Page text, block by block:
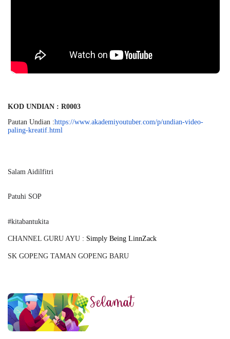
KOD UNDIAN : R0003
Pautan Undian :https://www.akademiyoutuber.com/p/undian-video-
paling-kreatif.html
Salam Aidilfitri
Patuhi SOP
#kitabantukita
CHANNEL GURU AYU : Simply Being LinnZack
SK GOPENG TAMAN GOPENG BARU